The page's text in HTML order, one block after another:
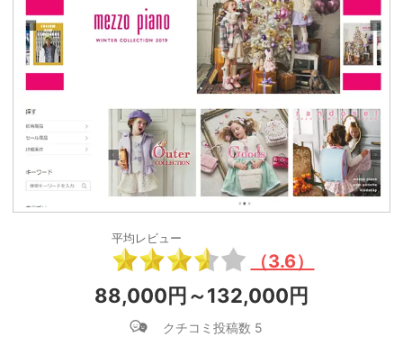
平均レビュー
（3.6）
88,000円～132,000円
クチコミ投稿数 5